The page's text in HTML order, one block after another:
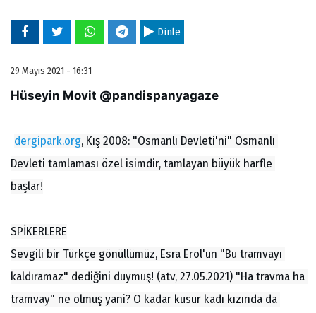
Dinle
29 Mayıs 2021 - 16:31
Hüseyin Movit @pandispanyagaze
dergipark.org, Kış 2008: "Osmanlı Devleti'ni" Osmanlı
Devleti tamlaması özel isimdir, tamlayan büyük harfle
başlar!
SPİKERLERE
Sevgili bir Türkçe gönüllümüz, Esra Erol'un "Bu tramvayı
kaldıramaz" dediğini duymuş! (atv, 27.05.2021) "Ha travma ha
tramvay" ne olmuş yani? O kadar kusur kadı kızında da